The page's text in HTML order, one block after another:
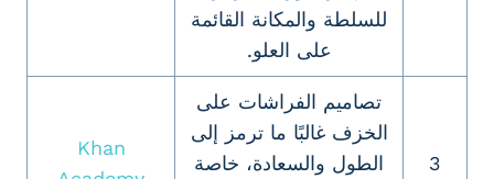
للسلطة والمكانة القائمة
على العلو.
3
تصاميم الفراشات على
الخزف غالبًا ما ترمز إلى
الطول والسعادة، خاصة
Khan